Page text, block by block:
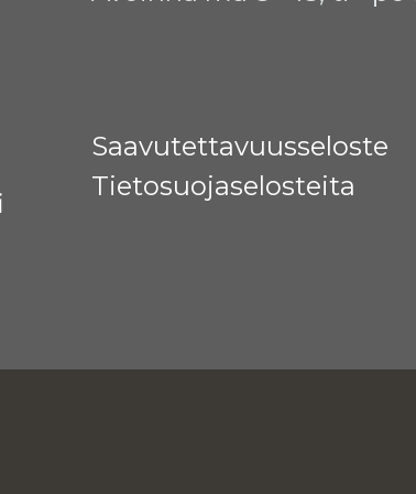
Saavutettavuusseloste
Tietosuojaselosteita